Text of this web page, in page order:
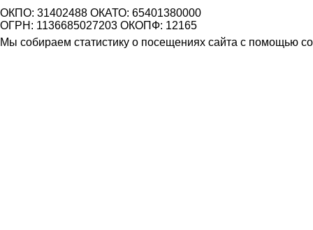
ОКПО: 31402488 ОКАТО: 65401380000
ОГРН: 1136685027203 ОКОПФ: 12165
Мы собираем статистику о посещениях сайта с помощью